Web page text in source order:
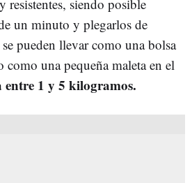
resistentes, siendo posible
un minuto y plegarlos de
pueden llevar como una bolsa
una pequeña maleta en el
entre 1 y 5 kilogramos.